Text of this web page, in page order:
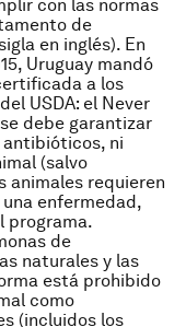
con las normas
de
en inglés). En
Uruguay mandó
a los
USDA: el Never
se debe garantizar
antibióticos, ni
(salvo
animales requieren
enfermedad,
programa.
de
naturales y las
está prohibido
como
(incluidos los